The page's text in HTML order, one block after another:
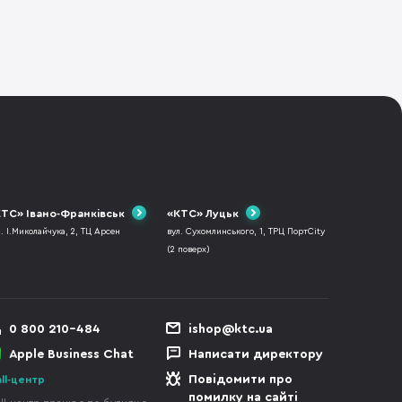
Івано-Франківськ
І.Миколайчука, 2, ТЦ Арсен
«КТС» Луцьк
вул. Сухомлинського, 1, ТРЦ ПортCity
(2 поверх)
0 800 210-484
Apple Business Chat
центр
ishop@ktc.ua
Написати директору
Повідомити про
помилку на сайті